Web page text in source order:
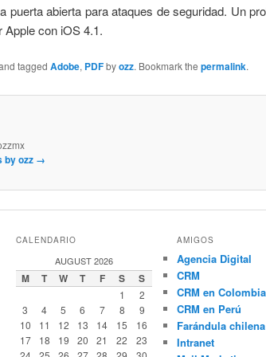
puerta abierta para ataques de seguridad. Un
Apple con iOS 4.1.
taggedAdobe, PDFbyozz. Bookmark thepermalink.
by ozz →
CALENDARIO
AUGUST 2026
M T W T F S S
1
2
3
4 5 6 7 8
9
10
11 12 13 14 15
16
17
18 19 20 21 22
23
AMIGOS
Agencia Digital
CRM
CRM en Colombia
CRM en Perú
Farándula chilena
Intranet